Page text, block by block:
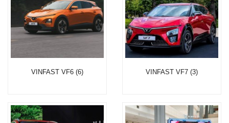
VINFAST VF6 (6) VINFAST VF7 (3)